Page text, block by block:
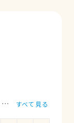
フェレット
すべて見る